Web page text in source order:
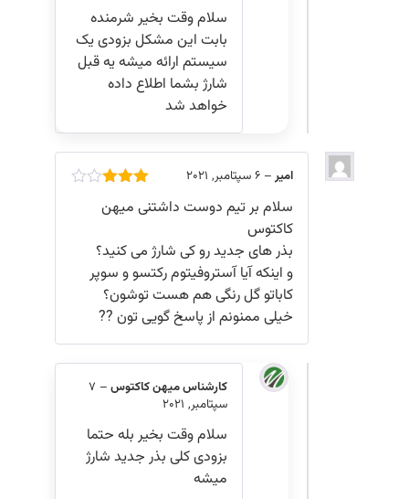
سلام وقت بخیر شرمنده
بابت این مشکل بزودی یک
سیستم ارائه میشه یه قبل
شارژ بشما اطلاع داده
خواهد شد
3از 5
6 سپتامبر, 2021
سلام بر تیم دوست داشتنی میهن
کاکتوس
بذر های جدید رو کی شارژ می کنید؟
و اینکه آیا آستروفیتوم رکتسو و سوپر
کاباتو گل رنگی هم هست توشون؟
خیلی ممنونم از پاسخ گویی تون ??
کارشناس میهن کاکتوس–
7
سپتامبر, 2021
سلام وقت بخیر بله حتما
بزودی کلی بذر جدید شارژ
میشه